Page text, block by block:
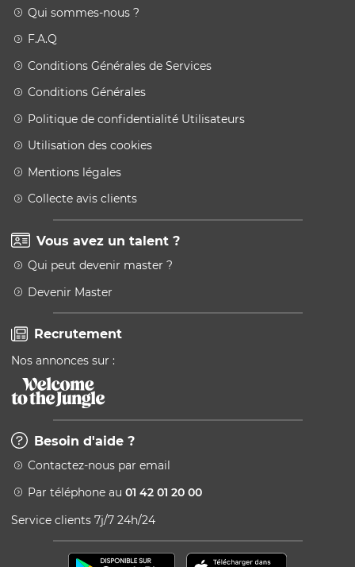
Qui sommes-nous ?
F.A.Q
Conditions Générales de Services
Conditions Générales
Politique de confidentialité Utilisateurs
Utilisation des cookies
Mentions légales
Collecte avis clients
Vous avez un talent ?
Qui peut devenir master ?
Devenir Master
Recrutement
Nos annonces sur :
Besoin d'aide ?
Contactez-nous par email
Par téléphone au 01 42 01 20 00
Service clients 7j/7 24h/24